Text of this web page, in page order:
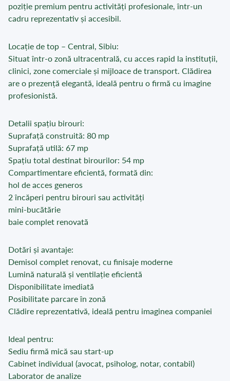
poziție premium pentru activități profesionale, într-un
cadru reprezentativ și accesibil.
Locație de top – Central, Sibiu:
Situat într-o zonă ultracentrală, cu acces rapid la instituții,
clinici, zone comerciale și mijloace de transport. Clădirea
are o prezență elegantă, ideală pentru o firmă cu imagine
profesionistă.
Detalii spațiu birouri:
Suprafață construită: 80 mp
Suprafață utilă: 67 mp
Spațiu total destinat birourilor: 54 mp
Compartimentare eficientă, formată din:
hol de acces generos
2 încăperi pentru birouri sau activități
mini-bucătărie
baie complet renovată
Dotări și avantaje:
Demisol complet renovat, cu finisaje moderne
Lumină naturală și ventilație eficientă
Disponibilitate imediată
Posibilitate parcare în zonă
Clădire reprezentativă, ideală pentru imaginea companiei
Ideal pentru:
Sediu firmă mică sau start-up
Cabinet individual (avocat, psiholog, notar, contabil)
Laborator de analize